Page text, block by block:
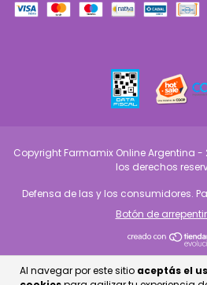
Al navegar por este sitio aceptás el
Copyright Farmamix Online Argentina -
los derechos
Defensa de las y los consumidores.
Botón de